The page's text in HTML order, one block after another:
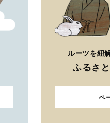
ルーツを紐
ふるさ
ペ